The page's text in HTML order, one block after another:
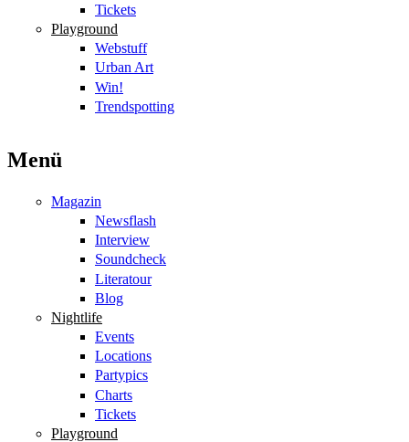
Tickets
Playground
Webstuff
Urban Art
Win!
Trendspotting
Menü
Magazin
Newsflash
Interview
Soundcheck
Literatour
Blog
Nightlife
Events
Locations
Partypics
Charts
Tickets
Playground